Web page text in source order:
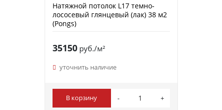
Натяжной потолок L17 темно-
лососевый глянцевый (лак) 38 м2
(Pongs)
35150руб./м²
уточнить наличие
В корзину